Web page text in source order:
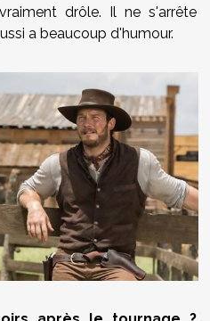
drôle. Il ne s'arrête
a beaucoup d'humour.